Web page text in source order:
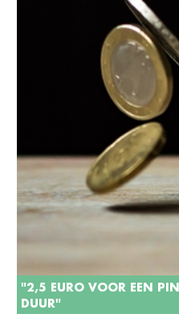
"2,5 EURO VOOR EEN
DUUR"